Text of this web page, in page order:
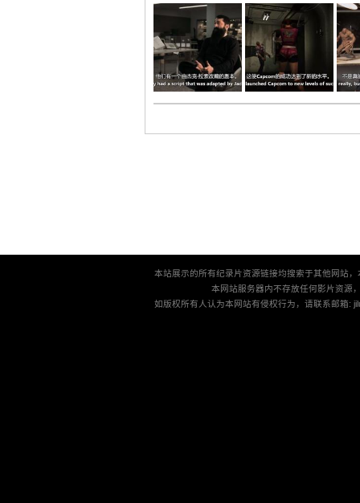
本站展示的所有纪录片资源链接均搜索于其他网站
本网站服务器内不存放任何影片资源
如版权所有人认为本网站有侵权行为，请联系邮箱: